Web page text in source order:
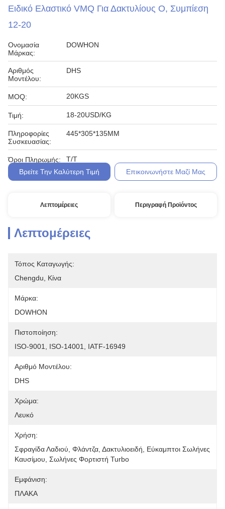
Ειδικό Ελαστικό VMQ Για Δακτυλίους O, Συμπίεση
12-20
Ονομασία
Μάρκας:
DOWHON
Αριθμός
Μοντέλου:
DHS
MOQ: 20KGS
Τιμή: 18-20USD/KG
Πληροφορίες
Συσκευασίας:
445*305*135MM
Όροι Πληρωμής:
T/T
Βρείτε Την Καλύτερη Τιμή
Επικοινωνήστε Μαζί Μας
Λεπτομέρειες Περιγραφή Προϊόντος
Λεπτομέρειες
Τόπος Καταγωγής:
Chengdu, Κίνα
Μάρκα:
DOWHON
Πιστοποίηση:
ISO-9001, ISO-14001, IATF-16949
Αριθμό Μοντέλου:
DHS
Χρώμα:
Λευκό
Χρήση:
Σφραγίδα Λαδιού, Φλάντζα, Δακτυλιοειδή, Εύκαμπτοι Σωλήνες
Καυσίμου, Σωλήνες Φορτιστή Turbo
Εμφάνιση:
ΠΛΑΚΑ